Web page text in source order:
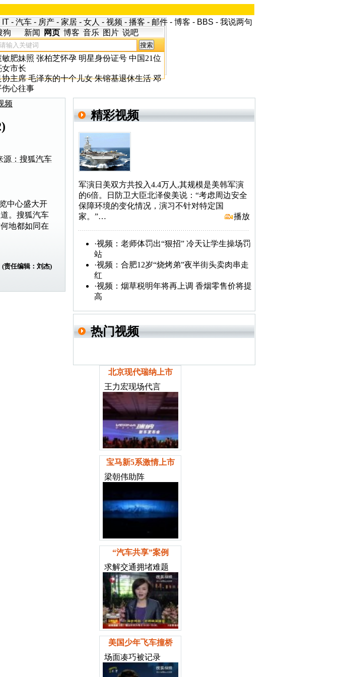
IT - 汽车 - 房产 - 家居 - 女人 - 视频 - 播客 - 邮件 - 博客 - BBS - 我说两句
新闻
网页 博客 音乐 图片 说吧
敏肥妹照 张柏芝怀孕 明星身份证号 中国21位
女市长
协主席 毛泽东的十个儿女 朱镕基退休生活 邓
伤心往事
频
源：搜狐汽车
中心盛大开
。搜狐汽车
地都如同在
(责任编辑：刘杰)
精彩视频
军演日美双方共投入4.4万人,其规模是美韩军演
的6倍。日防卫大臣北泽俊美说：“考虑周边安全
保障环境的变化情况，演习不针对特定国
家。”…
播放
·视频：老师体罚出“狠招” 冷天让学生操场罚
站
·视频：合肥12岁“烧烤弟”夜半街头卖肉串走
红
·视频：烟草税明年将再上调 香烟零售价将提
高
热门视频
北京现代瑞纳上市
王力宏现场代言
宝马新5系激情上市
梁朝伟助阵
“汽车共享”案例
求解交通拥堵难题
美国少年飞车撞桥
场面凑巧被记录